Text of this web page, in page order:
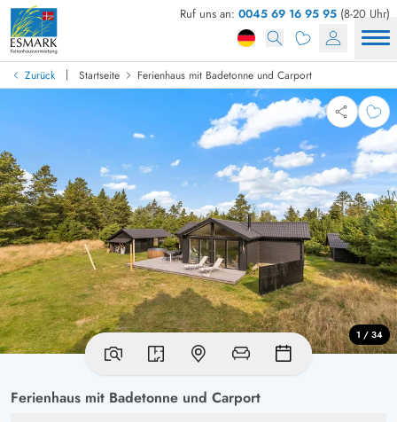
Ruf uns an: 0045 69 16 95 95 (8-20 Uhr)
Zurück | Startseite Ferienhaus mit Badetonne und Carport
Ferienhaus mit Badetonne und Carport
1 / 34